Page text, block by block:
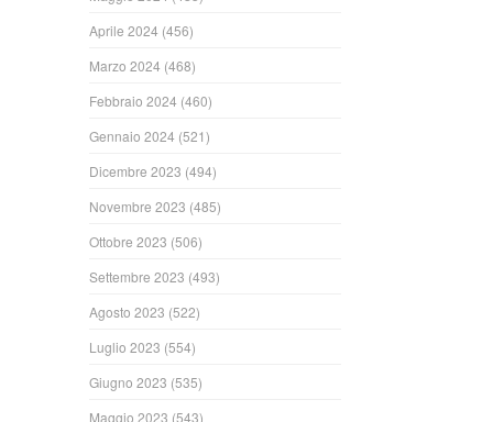
Aprile 2024 (456)
Marzo 2024 (468)
Febbraio 2024 (460)
Gennaio 2024 (521)
Dicembre 2023 (494)
Novembre 2023 (485)
Ottobre 2023 (506)
Settembre 2023 (493)
Agosto 2023 (522)
Luglio 2023 (554)
Giugno 2023 (535)
Maggio 2023 (543)